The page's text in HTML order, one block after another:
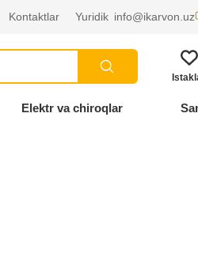
Kontaktlar Yuridik info@ikarvon.uz
Elektr va chiroqlar